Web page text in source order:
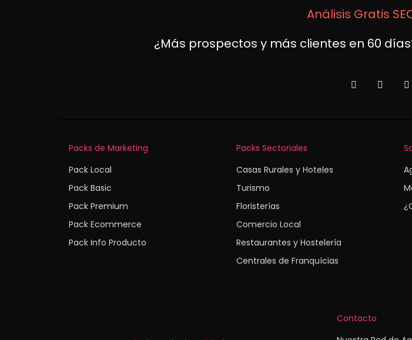
Análisis Gratis
¿Más prospectos y más clientes en 60
Packs de Marketing
Pack Local
Pack Basic
Pack Premium
Pack Ecommerce
Pack Info Producto
Packs Sectoriales
Casas Rurales y Hoteles
Turismo
Floristerías
Comercio Local
Restaurantes y Hostelería
Centrales de Franquícias
Contacto